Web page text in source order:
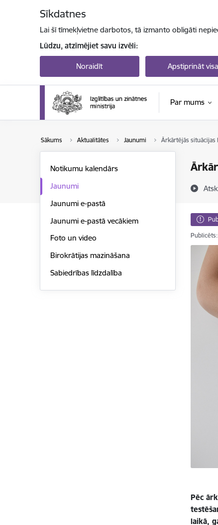
Sīkdatnes
Lai šī tīmekļvietne darbotos, tā izmanto obligāti
Lūdzu, atzīmējiet savu izvēli:
Noraidīt Apstiprināt
Par mums
Sākums Aktualitātes Jaunumi Ārkārtējās situācijas
Notikumu kalendārs
Jaunumi
Jaunumi e-pastā
Jaunumi e-pastā vecākiem
Foto un video
Birokrātijas mazināšana
Sabiedrības līdzdalība
Pēc
laikā,